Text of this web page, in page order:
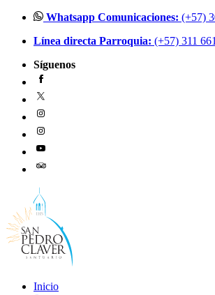
contenido
Whatsapp Comunicaciones: (+57)
Línea directa Parroquia: (+57) 311
Síguenos
Inicio